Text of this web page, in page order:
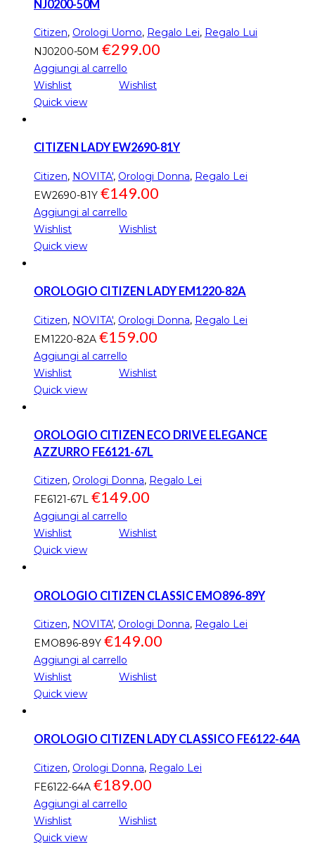
NJ0200-50M
Citizen, Orologi Uomo, Regalo Lei, Regalo Lui
NJ0200-50M €299.00
Aggiungi al carrello
Wishlist
Wishlist
Quick view
CITIZEN LADY EW2690-81Y
Citizen, NOVITA', Orologi Donna, Regalo Lei
EW2690-81Y €149.00
Aggiungi al carrello
Wishlist
Wishlist
Quick view
OROLOGIO CITIZEN LADY EM1220-82A
Citizen, NOVITA', Orologi Donna, Regalo Lei
EM1220-82A €159.00
Aggiungi al carrello
Wishlist
Wishlist
Quick view
OROLOGIO CITIZEN ECO DRIVE ELEGANCE
AZZURRO FE6121-67L
Citizen, Orologi Donna, Regalo Lei
FE6121-67L €149.00
Aggiungi al carrello
Wishlist
Wishlist
Quick view
OROLOGIO CITIZEN CLASSIC EMO896-89Y
Citizen, NOVITA', Orologi Donna, Regalo Lei
EMO896-89Y €149.00
Aggiungi al carrello
Wishlist
Wishlist
Quick view
OROLOGIO CITIZEN LADY CLASSICO FE6122-64A
Citizen, Orologi Donna, Regalo Lei
FE6122-64A €189.00
Aggiungi al carrello
Wishlist
Wishlist
Quick view